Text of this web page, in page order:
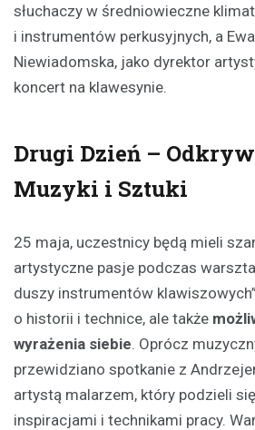
słuchaczy w średniowieczne
i instrumentów perkusyjnych, a
Niewiadomska, jako dyrektor
koncert na klawesynie.
Drugi Dzień –
Muzyki i Sztuki
25 maja, uczestnicy będą mieli
artystyczne pasje podczas
duszy instrumentów
o historii i technice, ale także
wyrażenia siebie. Oprócz
przewidziano spotkanie z
artystą malarzem, który podzieli
inspiracjami i technikami pracy.